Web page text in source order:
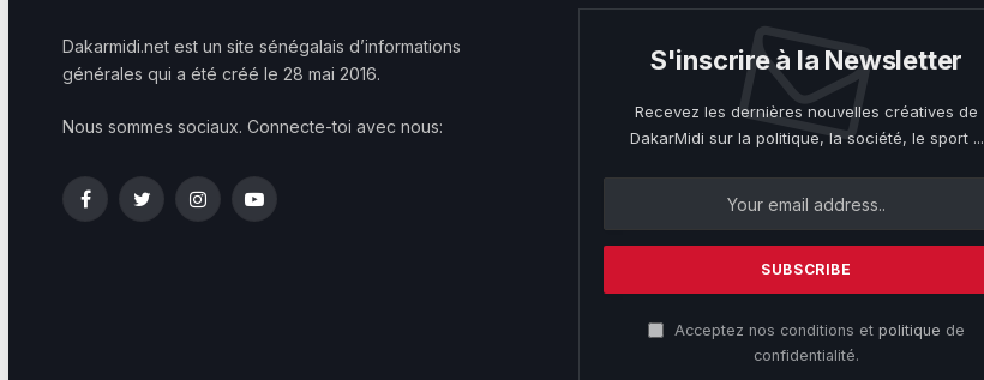
Dakarmidi.net est un site sénégalais d’informations
générales qui a été créé le 28 mai 2016.
Nous sommes sociaux. Connecte-toi avec nous:
FacebookTwitterInstagramYouTube
S'inscrire à la Newsletter
Recevez les dernières nouvelles créatives de
DakarMidi sur la politique, la société, le sport ...
Acceptez nos conditions et politique de
confidentialité.